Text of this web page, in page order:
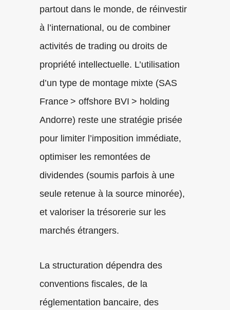
partout dans le monde, de réinvestir
à l’international, ou de combiner
activités de trading ou droits de
propriété intellectuelle. L’utilisation
d’un type de montage mixte (SAS
France > offshore BVI > holding
Andorre) reste une stratégie prisée
pour limiter l’imposition immédiate,
optimiser les remontées de
dividendes (soumis parfois à une
seule retenue à la source minorée),
et valoriser la trésorerie sur les
marchés étrangers.
La structuration dépendra des
conventions fiscales, de la
réglementation bancaire, des